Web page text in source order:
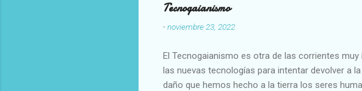
Tecnogaianismo
-noviembre 23, 2022
El Tecnogaianismo es otra de las corrientes
las nuevas tecnologías para intentar devolver a
daño que hemos hecho a la tierra los seres